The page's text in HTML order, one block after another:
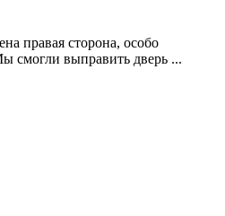
правая сторона, особо
смогли выправить дверь ...